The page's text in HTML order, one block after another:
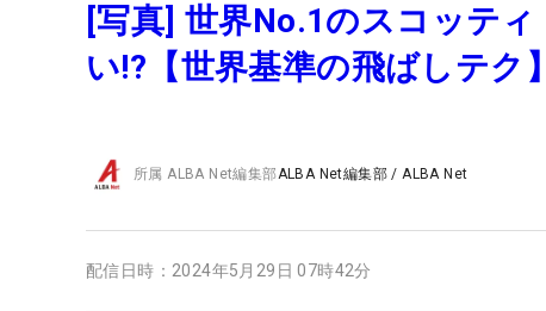
[写真] 世界No.1のスコッテ
い!?【世界基準の飛ばしテク】
所属ALBA Net編集部ALBA Net編集部 /ALBA Net
配信日時： 2024年5月29日 07時42分